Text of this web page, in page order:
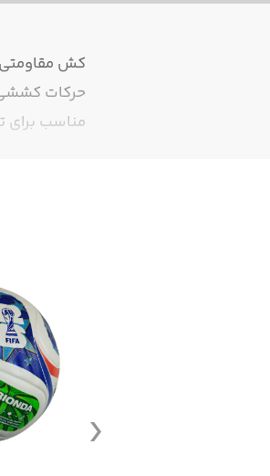
کش مقاومتی
حرکات کششی
مناسب برای